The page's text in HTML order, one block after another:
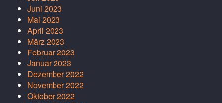
Juni 2023
Mai 2023
April 2023
März 2023
Februar 2023
Januar 2023
Dezember 2022
November 2022
Oktober 2022